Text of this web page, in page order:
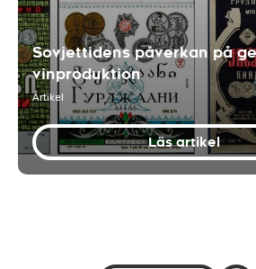
Sovjettidens påverkan på
vinproduktion
Artikel
Läs artikel